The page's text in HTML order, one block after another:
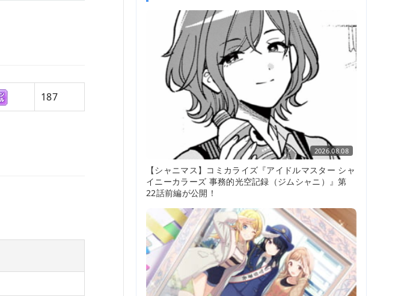
187
2026.08.08
【シャニマス】コミカライズ『アイドルマスター シャ
イニーカラーズ 事務的光空記録（ジムシャニ）』第
22話前編が公開！